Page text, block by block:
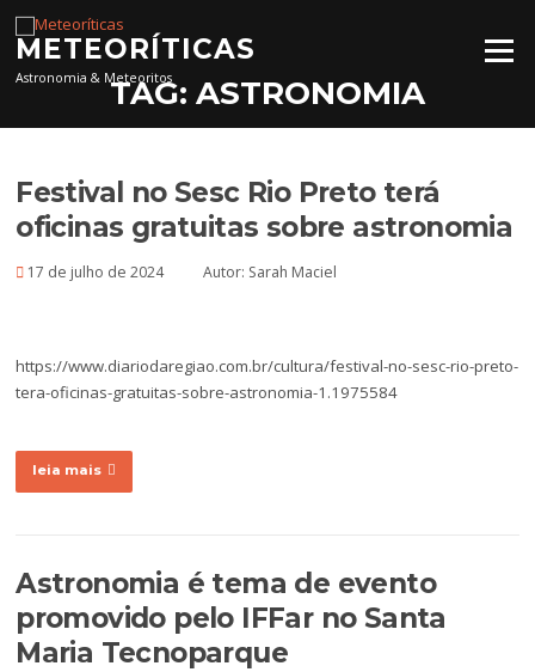
Pular para o conteúdo
METEORÍTICAS
Astronomia & Meteoritos
Menu
TAG: ASTRONOMIA
Festival no Sesc Rio Preto terá
oficinas gratuitas sobre astronomia
17 de julho de 2024 Autor: Sarah Maciel
https://www.diariodaregiao.com.br/cultura/festival-no-sesc-rio-preto-
tera-oficinas-gratuitas-sobre-astronomia-1.1975584
leia mais
Astronomia é tema de evento
promovido pelo IFFar no Santa
Maria Tecnoparque